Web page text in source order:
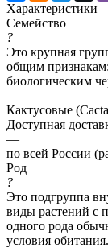
Характеристики
Семейство
?
Это крупная
общим
биологическим
—
Кактусовые
Доступная
—
по всей России
Род
?
Это подгруппа
виды растений с
одного рода
условия обитания.